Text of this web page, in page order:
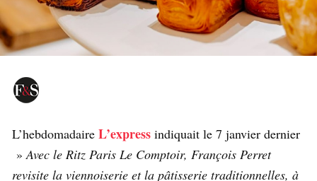
L’hebdomadaire L’express indiquait le 7 janvier dernier
»Avec le Ritz Paris Le Comptoir, François Perret
revisite la viennoiserie et la pâtisserie traditionnelles, à